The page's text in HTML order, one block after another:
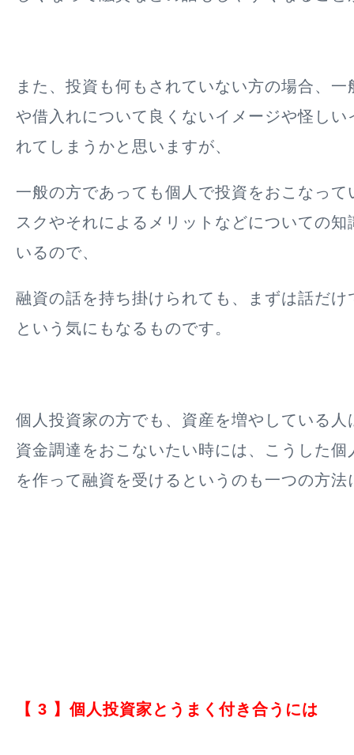
また、投資も何もされていない方の場合、
や借入れについて良くないイメージや怪しい
れてしまうかと思いますが、
一般の方であっても個人で投資をおこなって
スクやそれによるメリットなどについての
いるので、
融資の話を持ち掛けられても、まずは話だけ
という気にもなるものです。
個人投資家の方でも、資産を増やしている人
資金調達をおこないたい時には、こうした個
を作って融資を受けるというのも一つの方法
【 3 】個人投資家とうまく付き合うには